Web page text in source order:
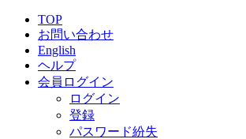
TOP
お問い合わせ
English
ヘルプ
会員ログイン
ログイン
登録
パスワード紛失